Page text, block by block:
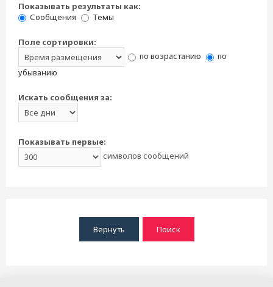
Показывать результаты как:
Сообщения
Темы
Поле сортировки:
по возрастанию
по
убыванию
Искать сообщения за:
Показывать первые:
символов сообщений